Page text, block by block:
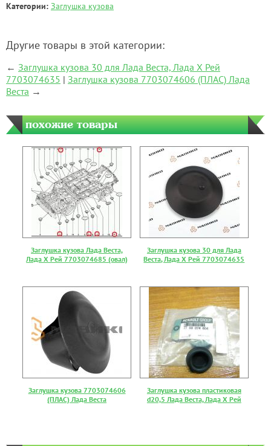
Категории: Заглушка кузова
Другие товары в этой категории:
← Заглушка кузова 30 для Лада Веста, Лада Х Рей
7703074635 | Заглушка кузова 7703074606 (ПЛАС) Лада
Веста →
похожие товары
Заглушка кузова Лада Веста,
Лада Х Рей 7703074685 (овал)
Заглушка кузова 30 для Лада
Веста, Лада Х Рей 7703074635
Заглушка кузова 7703074606
(ПЛАС) Лада Веста
Заглушка кузова пластиковая
d20,5 Лада Веста, Лада Х Рей